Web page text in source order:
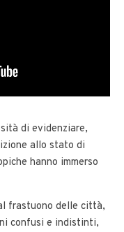
di evidenziare,
allo stato di
hanno immerso
frastuono delle città,
confusi e indistinti,